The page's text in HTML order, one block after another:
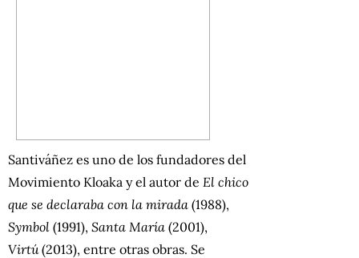
Santiváñez es uno de los fundadores del
Movimiento Kloaka y el autor de El chico
que se declaraba con la mirada (1988),
Symbol (1991), Santa María (2001),
Virtú(2013), entre otras obras. Se